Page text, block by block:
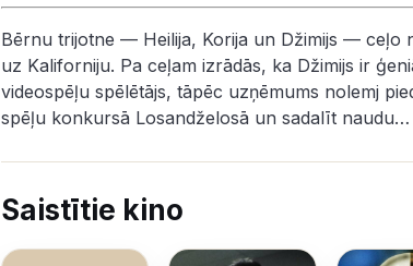
Bērnu trijotne — Heilija, Korija un Džimijs — ceļo
uz Kaliforniju. Pa ceļam izrādās, ka Džimijs ir
videospēļu spēlētājs, tāpēc uzņēmums nolemj
spēļu konkursā Losandželosā un sadalīt naudu…
Saistītie kino